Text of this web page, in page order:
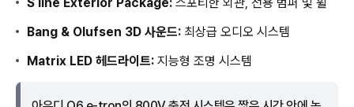
Bang & Olufsen 3D 사운드: 최상급 오디오 시스템
Matrix LED 헤드라이트: 지능형 조명 시스템